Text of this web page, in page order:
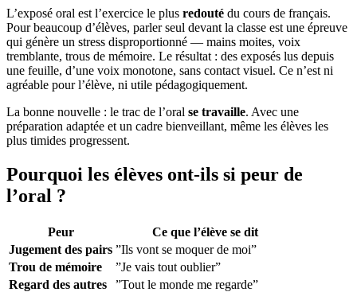
L’exposé oral est l’exercice le plus redouté du cours de français.
Pour beaucoup d’élèves, parler seul devant la classe est une épreuve
qui génère un stress disproportionné — mains moites, voix
tremblante, trous de mémoire. Le résultat : des exposés lus depuis
une feuille, d’une voix monotone, sans contact visuel. Ce n’est ni
agréable pour l’élève, ni utile pédagogiquement.
La bonne nouvelle : le trac de l’oral se travaille. Avec une
préparation adaptée et un cadre bienveillant, même les élèves les
plus timides progressent.
Pourquoi les élèves ont-ils si peur de
l’oral ?
Peur
Ce que l’élève se dit
Jugement des pairs ”Ils vont se moquer de moi”
Trou de mémoire
”Je vais tout oublier”
Regard des autres
”Tout le monde me regarde”